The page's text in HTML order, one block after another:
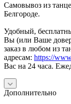
Самовывоз из
Белгороде.
Удобный,
Вы (или Ваше
заказ в любом из
адресам: https://
Вас на 24 часа.
Дополнительно